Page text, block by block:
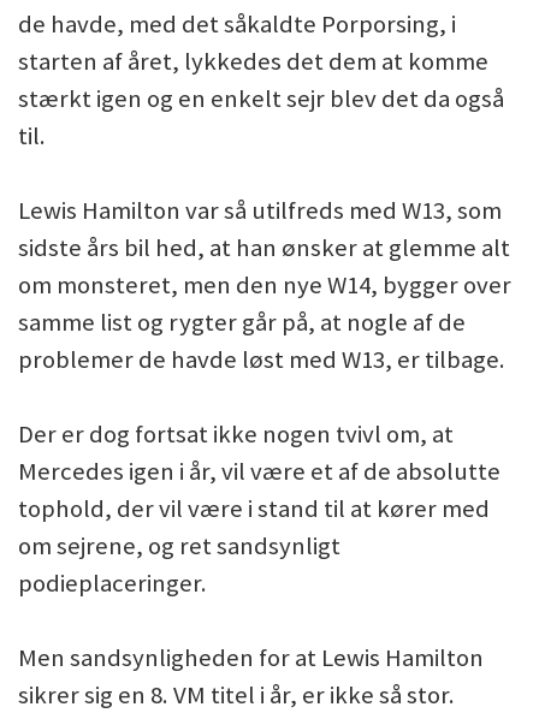
de havde, med det såkaldte Porporsing, i
starten af året, lykkedes det dem at komme
stærkt igen og en enkelt sejr blev det da også
til.
Lewis Hamilton var så utilfreds med W13, som
sidste års bil hed, at han ønsker at glemme alt
om monsteret, men den nye W14, bygger over
samme list og rygter går på, at nogle af de
problemer de havde løst med W13, er tilbage.
Der er dog fortsat ikke nogen tvivl om, at
Mercedes igen i år, vil være et af de absolutte
tophold, der vil være i stand til at kører med
om sejrene, og ret sandsynligt
podieplaceringer.
Men sandsynligheden for at Lewis Hamilton
sikrer sig en 8. VM titel i år, er ikke så stor.